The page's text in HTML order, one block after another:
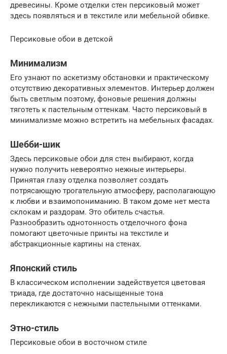
древесины. Кроме отделки стен персиковый может
здесь появляться и в текстиле или мебельной обивке.
Персиковые обои в детской
Минимализм
Его узнают по аскетизму обстановки и практическому
отсутствию декоративных элементов. Интерьер должен
быть светлым поэтому, фоновые решения должны
тяготеть к пастельным оттенкам. Часто персиковый в
минимализме можно встретить на мебельных фасадах.
Шебби-шик
Здесь персиковые обои для стен выбирают, когда
нужно получить невероятно нежные интерьеры.
Принятая глазу отделка позволяет создать
потрясающую трогательную атмосферу, располагающую
к любви и взаимопониманию. В таком доме нет места
склокам и раздорам. Это обитель счастья.
Разнообразить однотонность отделочного фона
помогают цветочные принты на текстиле и
абстракционные картины на стенах.
Японский стиль
В классическом исполнении задействуется цветовая
триада, где достаточно насыщенные тона
перекликаются с нежными пастельными оттенками.
Этно-стиль
Персиковые обои в восточном стиле